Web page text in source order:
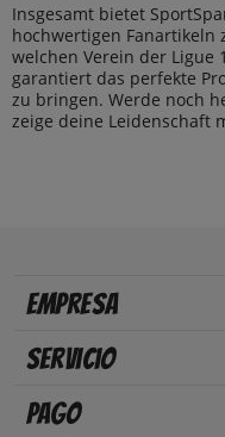
Insgesamt bietet
hochwertigen Fanartikeln
welchen Verein der
garantiert das perfekte
zu bringen. Werde noch
zeige deine Leidenschaft
Empresa
Servicio
Pago